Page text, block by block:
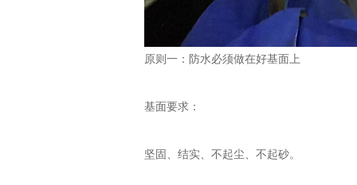
原则一：防水必须做在好基面上
基面要求：
坚固、结实、不起尘、不起砂。